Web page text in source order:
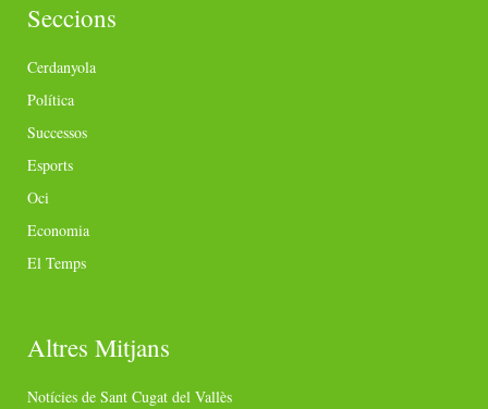
Seccions
Cerdanyola
Política
Successos
Esports
Oci
Economia
El Temps
Altres Mitjans
Notícies de Sant Cugat del Vallès